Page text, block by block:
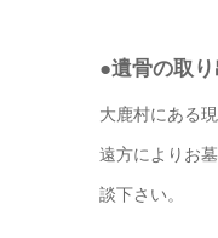
●遺骨の取り
大鹿村にある
遠方によりお
談下さい。